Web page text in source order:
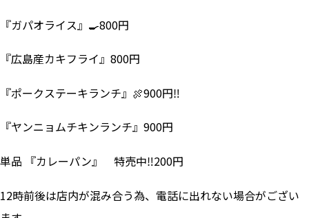
『ガパオライス』🍳800円
『広島産カキフライ』800円
『ポークステーキランチ』🍖900円‼
『ヤンニョムチキンランチ』900円
単品 『カレーパン』 特売中‼200円
12時前後は店内が混み合う為、電話に出れない場合がござい